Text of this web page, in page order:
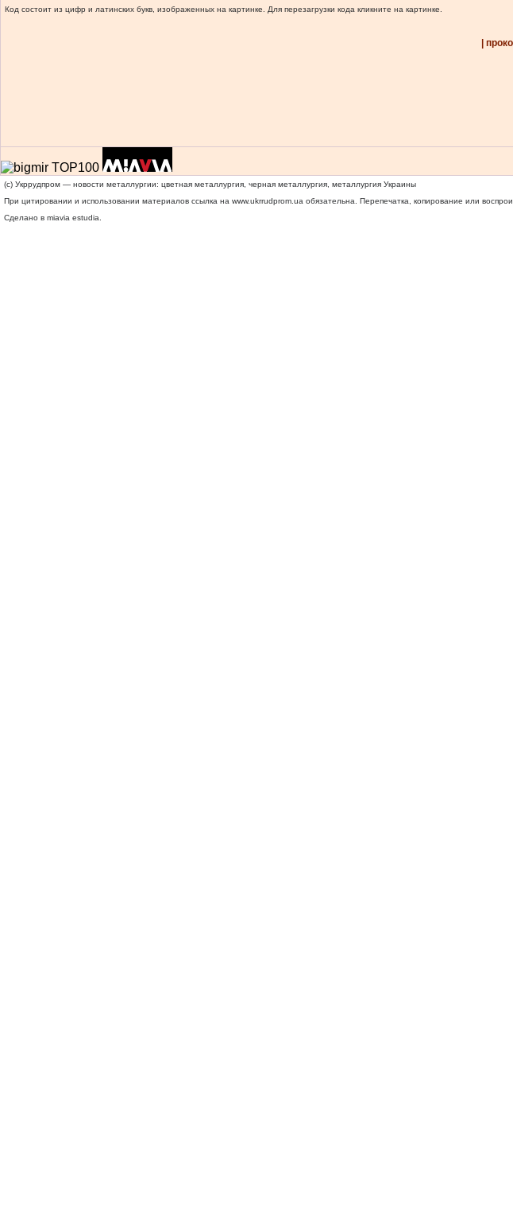
Код состоит из цифр и латинских букв, изображенных на картинке. Для перезагрузки кода кликните на картинке.
|
(c) Укррудпром — новости металлургии: цветная металлургия, черная металлургия, металлургия Украины
При цитировании и использовании материалов ссылка на www.ukrrudprom.ua обязательна. Перепечатка, копирование или
Сделано в miavia estudia.